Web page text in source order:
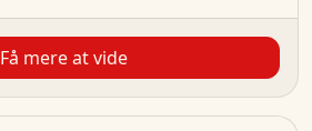
Få mere at vide